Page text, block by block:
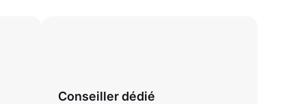
Conseiller dédié